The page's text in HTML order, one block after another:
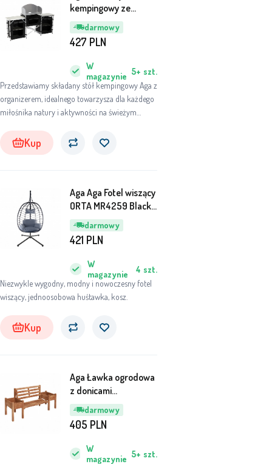
darmowy
kempingowy ze
schowkiem
Przedstawiamy składany stół kempingowy Aga z
organizerem, idealnego towarzysza dla każdego
miłośnika natury i aktywności na świeżym
spełnić wszystkie Twoje potrzeby podczas
kempingu, pikniku lub innej imprezy na
W
magazynie 5+ szt.
427 PLN
Kup
darmowy
Aga Aga Fotel wiszący
ORTA MR4259 Black -
Grey MR4259
Niezwykle wygodny, modny i nowoczesny fotel
wiszący, jednoosobowa huśtawka, kosz.
W
magazynie
4 szt.
421 PLN
Kup
darmowy
Aga Ławka ogrodowa
z donicami
184x59x95 cm
W
magazynie 5+ szt.
405 PLN